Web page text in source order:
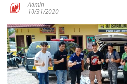
Admin
10/31/2020